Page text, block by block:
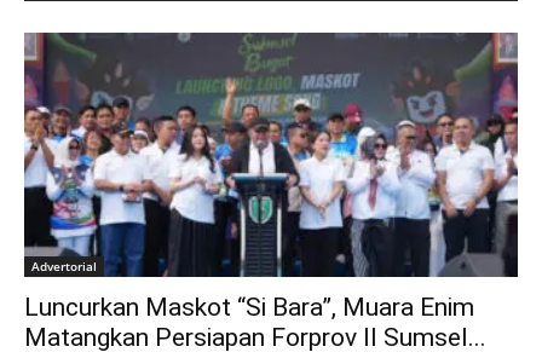
Advertorial
Luncurkan Maskot “Si Bara”, Muara Enim
Matangkan Persiapan Forprov II Sumsel...